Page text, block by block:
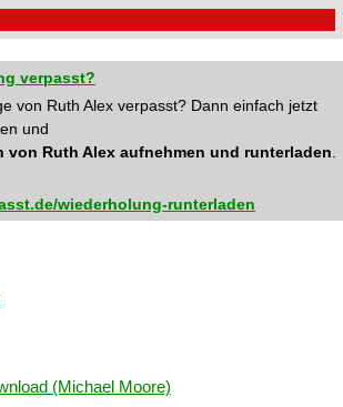
verpasst?
von Ruth Alex verpasst? Dann einfach jetzt
und
von Ruth Alex aufnehmen und runterladen
wiederholung-runterladen
(Michael Moore)